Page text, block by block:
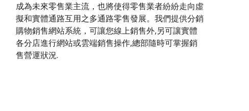
成為未來零售業主流，也將使得零售業者紛紛走向虛
擬和實體通路互用之多通路零售發展。我們提供分銷
購物銷售網站系統，可讓您線上銷售外,另可讓實體
各分店進行網站或雲端銷售操作,總部隨時可掌握銷
售營運狀況.